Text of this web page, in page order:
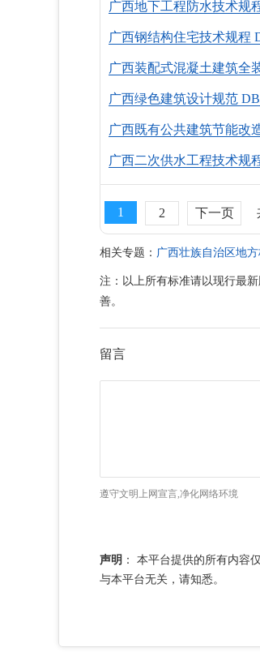
广西地下工程防水技术规
广西钢结构住宅技术规程
广西装配式混凝土建筑全
广西绿色建筑设计规范
广西既有公共建筑节能改
广西二次供水工程技术规
1 2 下一页
相关专题： 广西壮族自治区地
注：以上所有标准请以现行最
善。
留言
遵守文明上网宣言,净化网络环境
声明 ： 本平台提供的所有内容
与本平台无关，请知悉。